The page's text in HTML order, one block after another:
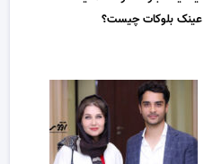
عینک بلوکات چیست؟